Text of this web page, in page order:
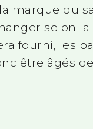
marque du
selon la
fourni, les
être âgés